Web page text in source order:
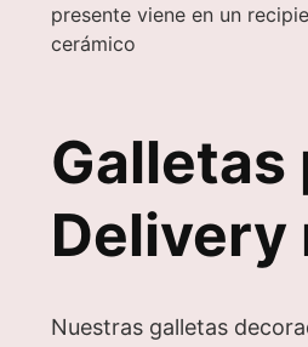
presente viene en un
cerámico
Galletas
Delivery
Nuestras galletas